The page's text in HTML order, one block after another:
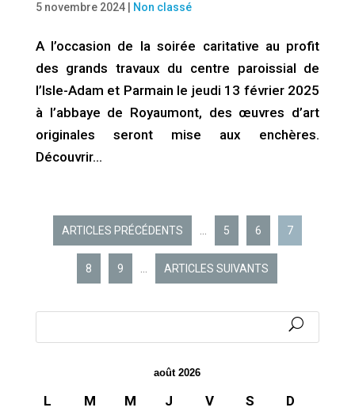
5 novembre 2024| Non classé
A l’occasion de la soirée caritative au profit
des grands travaux du centre paroissial de
l’Isle-Adam et Parmain le jeudi 13 février 2025
à l’abbaye de Royaumont, des œuvres d’art
originales seront mise aux enchères.
Découvrir…
ARTICLES PRÉCÉDENTS 5 6 7
8 9 ARTICLES SUIVANTS
août 2026
L M M J V S D